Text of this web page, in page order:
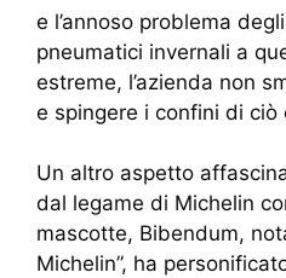
e l’annoso problema
pneumatici invernali a
estreme, l’azienda non
e spingere i confini di ciò
Un altro aspetto
dal legame di Michelin
mascotte, Bibendum,
Michelin”, ha